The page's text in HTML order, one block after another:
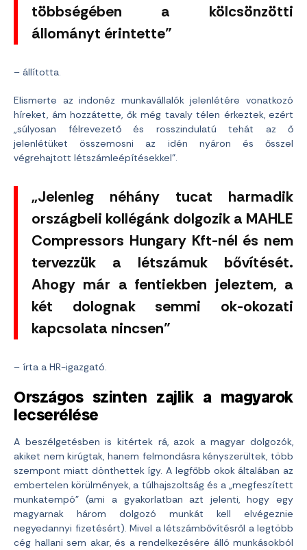
többségében a kölcsönzötti
állományt érintette”
– állította.
Elismerte az indonéz munkavállalók jelenlétére vonatkozó
híreket, ám hozzátette, ők még tavaly télen érkeztek, ezért
„súlyosan félrevezető és rosszindulatú tehát az ő
jelenlétüket összemosni az idén nyáron és ősszel
végrehajtott létszámleépítésekkel”.
„Jelenleg néhány tucat harmadik
országbeli kollégánk dolgozik a MAHLE
Compressors Hungary Kft-nél és nem
tervezzük a létszámuk bővítését.
Ahogy már a fentiekben jeleztem, a
két dolognak semmi ok-okozati
kapcsolata nincsen”
– írta a HR-igazgató.
Országos szinten zajlik a magyarok
lecserélése
A beszélgetésben is kitértek rá, azok a magyar dolgozók,
akiket nem kirúgtak, hanem felmondásra kényszerültek, több
szempont miatt dönthettek így. A legfőbb okok általában az
embertelen körülmények, a túlhajszoltság és a „megfeszített
munkatempó” (ami a gyakorlatban azt jelenti, hogy egy
magyarnak három dolgozó munkát kell elvégeznie
negyedannyi fizetésért). Mivel a létszámbővítésről a legtöbb
cég hallani sem akar, és a rendelkezésére álló munkásokból